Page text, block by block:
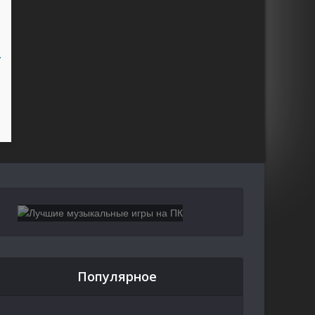
Популярное